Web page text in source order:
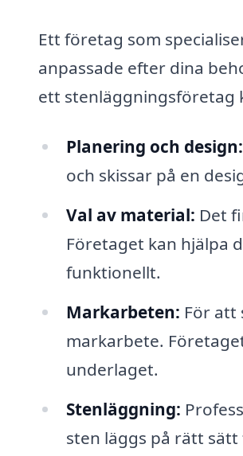
Ett företag som
anpassade efter dina
ett stenläggningsföretag
Planering och design:
och skissar på en
Val av material: Det
Företaget kan hjälpa
funktionellt.
Markarbeten: För att
markarbete.
underlaget.
Stenläggning:
sten läggs på rätt